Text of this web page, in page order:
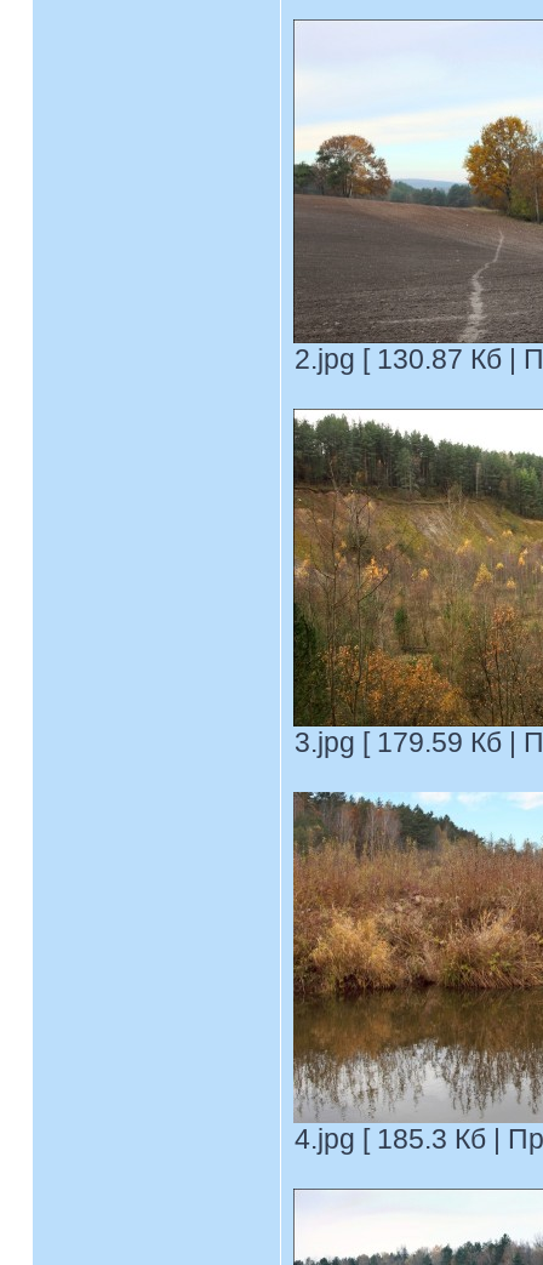
2.jpg [ 130.87 Кб |
3.jpg [ 179.59 Кб |
4.jpg [ 185.3 Кб |